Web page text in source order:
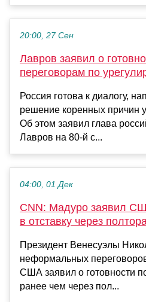
20:00, 27 Сен
Лавров заявил о
переговорам по
Россия готова к диалогу,
решение коренных причин
Об этом заявил глава
Лавров на 80-й с...
04:00, 01 Дек
CNN: Мадуро заявил
в отставку через
Президент Венесуэлы
неформальных
США заявил о готовности
ранее чем через пол...